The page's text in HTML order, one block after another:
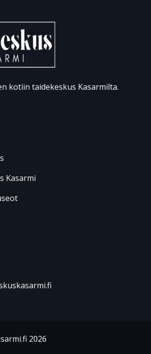
kotiin taidekeskus Kasarmilta.
Kasarmi
2026